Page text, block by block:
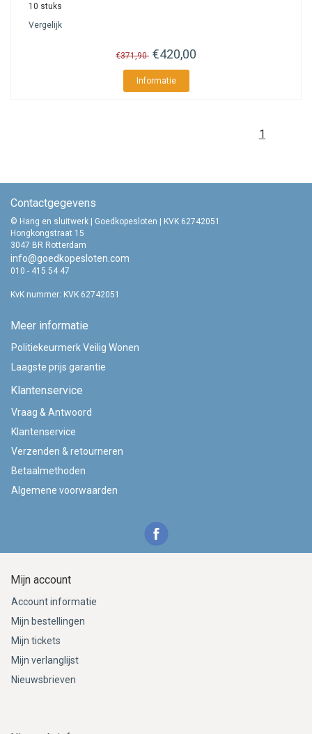
10 stuks
Vergelijk
€371,90 €420,00
Informatie
1
Contactgegevens
© Hang en sluitwerk | Goedkopesloten | KVK 62742051
Hongkongstraat 15
3047 BR Rotterdam
info@goedkopesloten.com
010 - 415 54 47
KvK nummer: KVK 62742051
Meer informatie
Politiekeurmerk Veilig Wonen
Laagste prijs garantie
Klantenservice
Vraag & Antwoord
Klantenservice
Verzenden & retourneren
Betaalmethoden
Algemene voorwaarden
Mijn account
Account informatie
Mijn bestellingen
Mijn tickets
Mijn verlanglijst
Nieuwsbrieven